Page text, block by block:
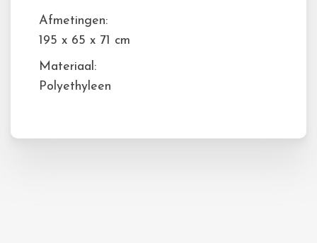
Afmetingen:
195 x 65 x 71 cm
Materiaal:
Polyethyleen